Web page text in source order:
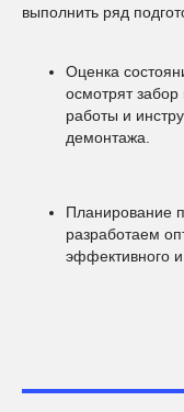
выполнить ряд
Оценка
осмотрят
работы и
демонтажа.
Планирование
разработаем
эффективного и